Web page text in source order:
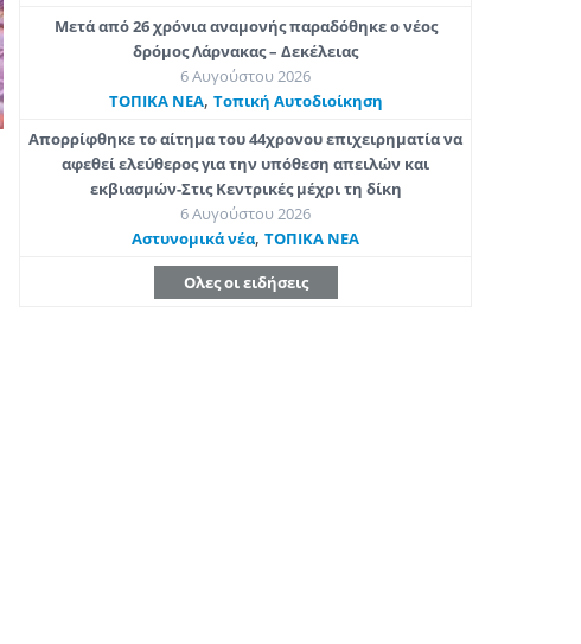
Μετά από 26 χρόνια αναμονής παραδόθηκε ο νέος
δρόμος Λάρνακας – Δεκέλειας
6 Αυγούστου 2026
ΤΟΠΙΚΑ ΝΕΑ, Τοπική Αυτοδιοίκηση
Απορρίφθηκε το αίτημα του 44χρονου επιχειρηματία να
αφεθεί ελεύθερος για την υπόθεση απειλών και
εκβιασμών-Στις Κεντρικές μέχρι τη δίκη
6 Αυγούστου 2026
Aστυνομικά νέα,ΤΟΠΙΚΑ ΝΕΑ
Ολες οι ειδήσεις